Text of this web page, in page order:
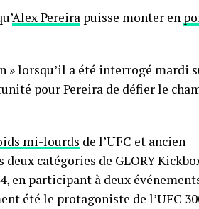
Alex Pereira puisse monter en
» lorsqu’il a été interrogé mardi
pour Pereira de défier le
mi-lourds de l’UFC et ancien
catégories de GLORY
en participant à deux
été le protagoniste de l’UFC